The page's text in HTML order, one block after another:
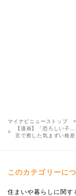
マイナビニューストップ
【漫画】「恐ろしい子
言で察した気まずい格差
このカテゴリーに
住まいや暮らしに関す